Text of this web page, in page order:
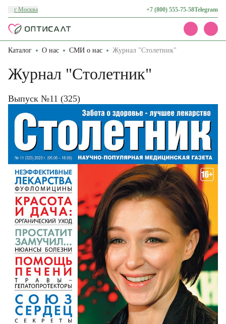
г Москва +7 (800) 555-75-58Telegram
Каталог
Доставка и оплата
Каталог О нас СМИ о нас Журнал "Столетник"
Журнал "Столетник"
Выпуск №11 (325)